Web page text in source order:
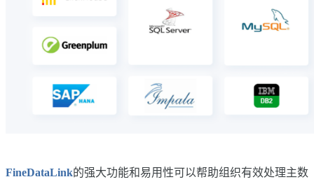
FineDataLink的强大功能和易用性可以帮助组织有效处理主数